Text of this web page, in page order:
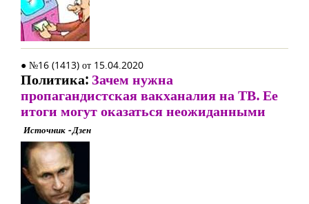
● №16 (1413) от 15.04.2020
Политика: Зачем нужна
пропагандистская вакханалия на ТВ. Ее
итоги могут оказаться неожиданными
Источник - Дзен